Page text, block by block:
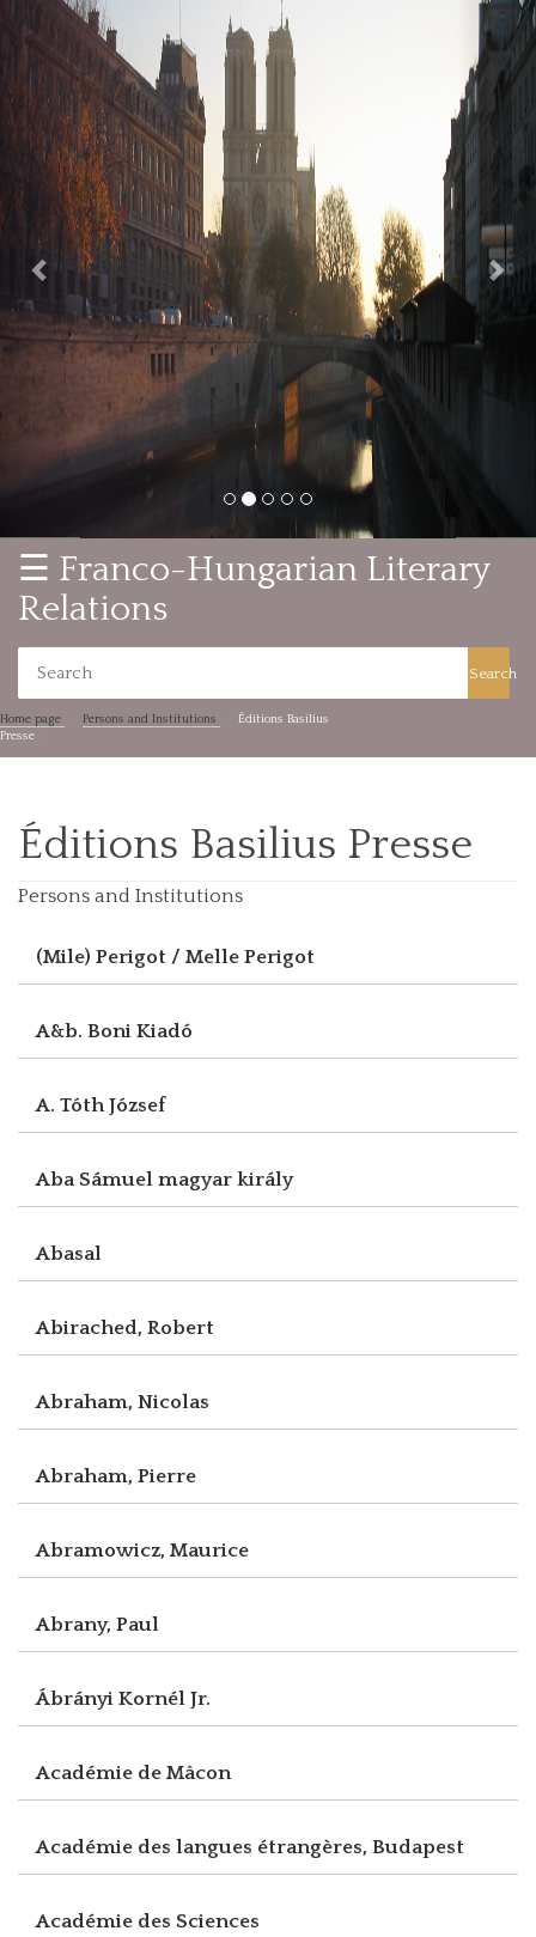
Previous
☰ Franco-Hungarian Literary
Relations
Search
Home page Persons and Institutions
Éditions Basilius
Presse
Éditions Basilius Presse
Persons and Institutions
(Mile) Perigot / Melle Perigot
A&b. Boni Kiadó
A. Tóth József
Aba Sámuel magyar király
Abasal
Abirached, Robert
Abraham, Nicolas
Abraham, Pierre
Abramowicz, Maurice
Abrany, Paul
Ábrányi Kornél Jr.
Académie de Mâcon
Académie des langues étrangères, Budapest
Académie des Sciences